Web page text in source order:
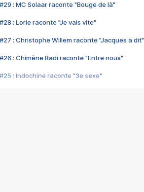
#29 : MC Solaar raconte "Bouge de là"
#28 : Lorie raconte "Je vais vite"
#27 : Christophe Willem raconte "Jacques a dit"
#26 : Chimène Badi raconte "Entre nous"
#25 : Indochine raconte "3e sexe"